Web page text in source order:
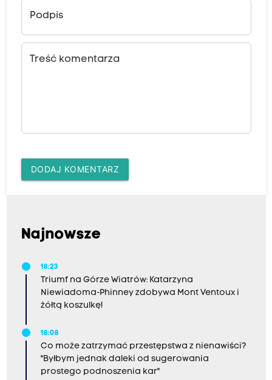
Podpis
Treść komentarza
DODAJ KOMENTARZ
Najnowsze
18:23
Triumf na Górze Wiatrów: Katarzyna
Niewiadoma-Phinney zdobywa Mont Ventoux i
żółtą koszulkę!
18:08
Co może zatrzymać przestępstwa z nienawiści?
"Byłbym jednak daleki od sugerowania
prostego podnoszenia kar"